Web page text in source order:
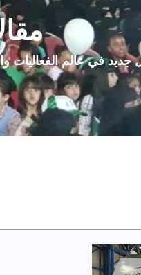
جديد في عالم الفعاليات